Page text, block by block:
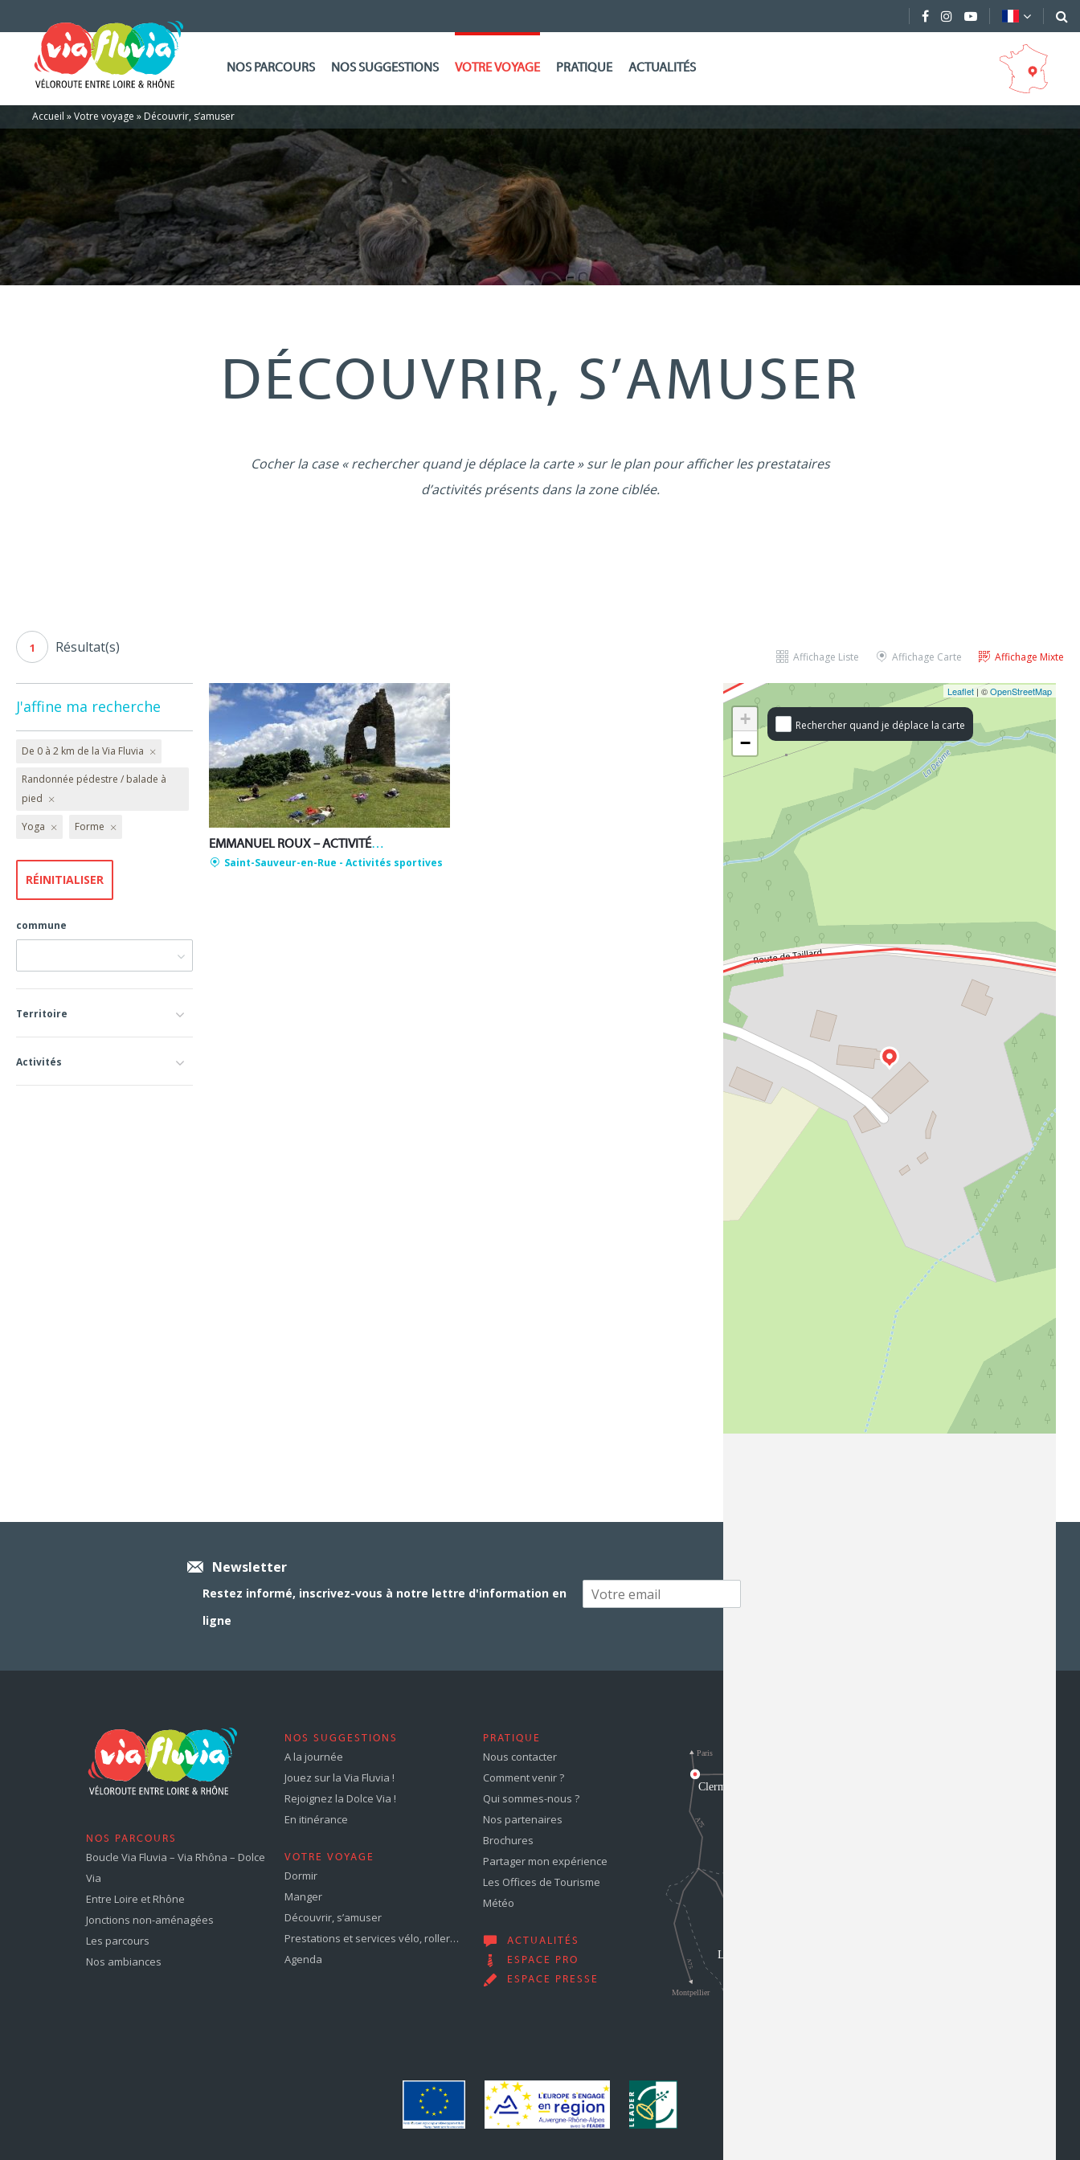
NOS PARCOURS NOS SUGGESTIONS VOTRE VOYAGE PRATIQUE ACTUALITÉS
Accueil »Votre voyage » Découvrir, s’amuser
DÉCOUVRIR, S’AMUSER
Cocher la case « rechercher quand je déplace la carte » sur le plan pour afficher les prestataires
d’activités présents dans la zone ciblée.
1 Résultat(s)
J'affine ma recherche
De 0 à 2 km de la Via Fluvia
Randonnée pédestre / balade à
pied
Yoga Forme
commune
Territoire
Activités
Affichage Mixte
Affichage Carte
Affichage Liste
EMMANUEL ROUX – ACTIVITÉS DE BIEN-ÊTRE ET DE PLEINE NATURE
Saint-Sauveur-en-Rue - Activités sportives
Rechercher quand je déplace la carte
+
−
Leaflet | ©OpenStreetMap
Newsletter
Restez informé, inscrivez-vous à notre lettre d'information en
ligne
NOS PARCOURS
Boucle Via Fluvia – Via Rhôna – Dolce
Via
Entre Loire et Rhône
Jonctions non-aménagées
Les parcours
Nos ambiances
NOS SUGGESTIONS
A la journée
Jouez sur la Via Fluvia !
Rejoignez la Dolce Via !
En itinérance
VOTRE VOYAGE
Dormir
Manger
Découvrir, s’amuser
Prestations et services vélo, roller…
Agenda
PRATIQUE
Nous contacter
Comment venir ?
Qui sommes-nous ?
Nos partenaires
Brochures
Partager mon expérience
Les Offices de Tourisme
Météo
ACTUALITÉS
ESPACE PRO
ESPACE PRESSE